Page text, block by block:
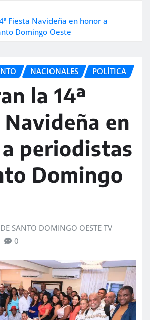
Fiesta Navideña en honor a
Domingo Oeste
NACIONALES POLÍTICA
la 14ª
en
periodistas
Domingo
SANTO DOMINGO OESTE TV
0